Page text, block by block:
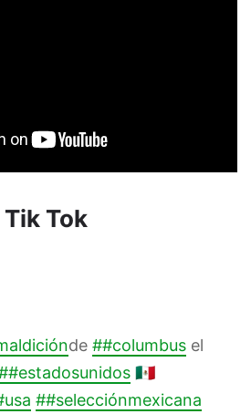
Tok
de ##columbus el
🇲🇽
##selecciónmexicana